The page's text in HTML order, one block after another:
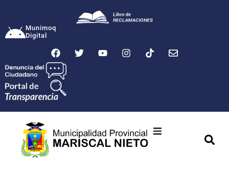
Munimoq
Digital